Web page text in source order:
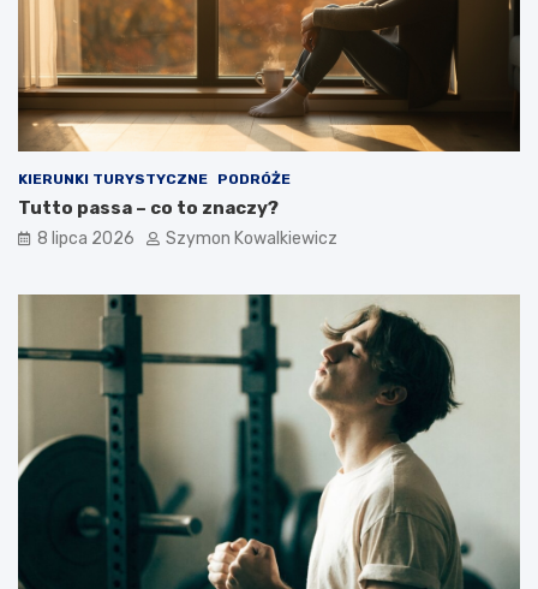
KIERUNKI TURYSTYCZNE PODRÓŻE
Tutto passa – co to znaczy?
8 lipca 2026 Szymon Kowalkiewicz